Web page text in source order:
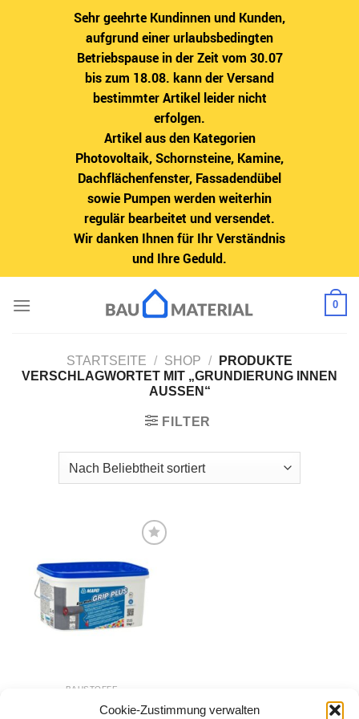
Sehr geehrte Kundinnen und Kunden,
aufgrund einer urlaubsbedingten
Betriebspause in der Zeit vom 30.07
bis zum 18.08. kann der Versand
bestimmter Artikel leider nicht
erfolgen.
Artikel aus den Kategorien
Photovoltaik, Schornsteine, Kamine,
Dachflächenfenster, Fassadendübel
sowie Pumpen werden weiterhin
regulär bearbeitet und versendet.
Wir danken Ihnen für Ihr Verständnis
und Ihre Geduld.
Cookie-Zustimmung verwalten
Inhalt
0
STARTSEITE / SHOP /
PRODUKTE
VERSCHLAGWORTET MIT „GRUNDIERUNG INNEN
AUSSEN“
FILTER
Wunschliste
hinzufügen
BAUSTOFFE
Mapei ECO PRIM GRIP